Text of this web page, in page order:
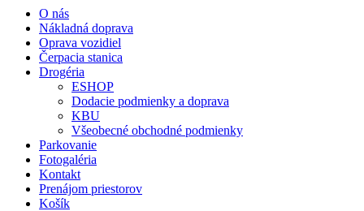
O nás
Nákladná doprava
Oprava vozidiel
Čerpacia stanica
Drogéria
ESHOP
Dodacie podmienky a doprava
KBU
Všeobecné obchodné podmienky
Parkovanie
Fotogaléria
Kontakt
Prenájom priestorov
Košík